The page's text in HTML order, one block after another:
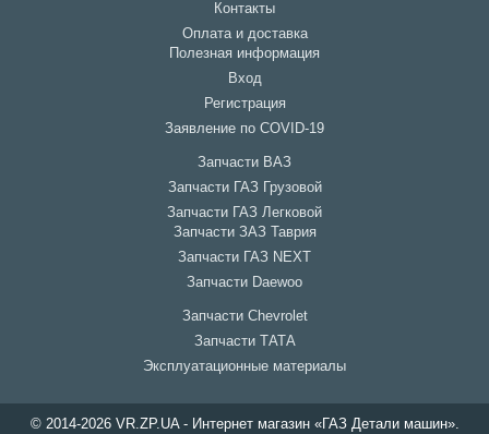
Контакты
Оплата и доставка
Полезная информация
Вход
Регистрация
Заявление по COVID-19
Запчасти ВАЗ
Запчасти ГАЗ Грузовой
Запчасти ГАЗ Легковой
Запчасти ЗАЗ Таврия
Запчасти ГАЗ NEXT
Запчасти Daewoo
Запчасти Chevrolet
Запчасти ТАТА
Эксплуатационные материалы
© 2014-2026 VR.ZP.UA - Интернет магазин «ГАЗ Детали машин».